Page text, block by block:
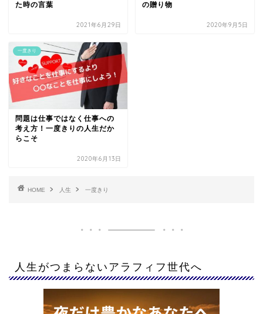
た時の言葉
2021年6月29日
の贈り物
2020年9月5日
一度きり
問題は仕事ではなく仕事への
考え方！一度きりの人生だか
らこそ
2020年6月13日
HOME 人生 一度きり
人生がつまらないアラフィフ世代へ